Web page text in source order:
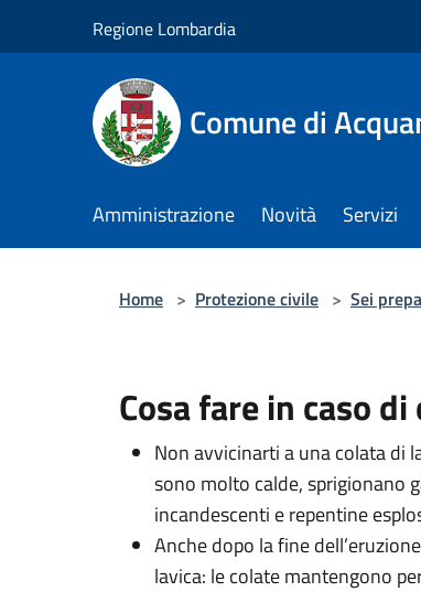
Regione Lombardia
Comune di
Amministrazione Novità Servizi
Home > Protezione civile > Sei
Cosa fare in caso
Non avvicinarti a una colata di
sono molto calde, sprigionano
incandescenti e repentine
Anche dopo la fine
lavica: le colate mantengono